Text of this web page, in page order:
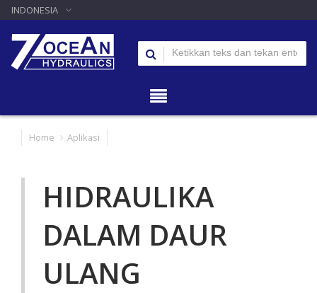
INDONESIA
Home Aplikasi
HIDRAULIKA
DALAM DAUR
ULANG